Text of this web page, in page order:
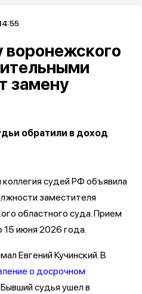
замену
обратили в доход
судей РФ объявила
заместителя
областного суда. Прием
июня 2026 года.
Евгений Кучинский. В
о досрочном
судья ушел в